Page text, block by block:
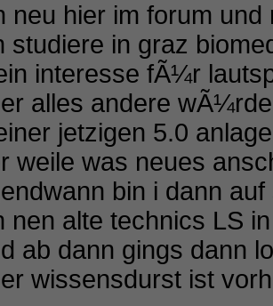
neu hier im forum
studiere in graz
interesse fÃ¼r
alles andere
jetzigen 5.0
weile was neues
bin i dann
nen alte technics LS
ab dann gings dann
wissensdurst ist